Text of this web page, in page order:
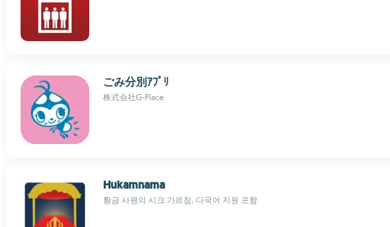
ごみ分別ｱﾌﾟﾘ
株式会社G-Place
Hukamnama
황금 사원의 시크 가르침, 다국어 지원 포함